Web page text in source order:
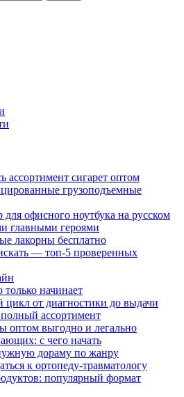
ассортимент сигарет оптом
грузоподъемные
офисного ноутбука на русском
главными героями
лакорны бесплатно
— топ-5 проверенных
начинает
от диагностики до выдачи
ассортимент
оптом выгодно и легально
с чего начать
дораму по жанру
к ортопеду-травматологу
популярный формат